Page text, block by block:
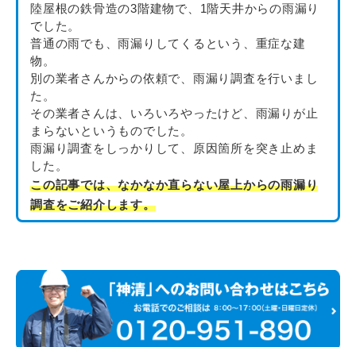
陸屋根の鉄骨造の3階建物で、1階天井からの雨漏り
でした。
普通の雨でも、雨漏りしてくるという、重症な建
物。
別の業者さんからの依頼で、雨漏り調査を行いまし
た。
その業者さんは、いろいろやったけど、雨漏りが止
まらないというものでした。
雨漏り調査をしっかりして、原因箇所を突き止めま
した。
この記事では、なかなか直らない屋上からの雨漏り
調査をご紹介します。